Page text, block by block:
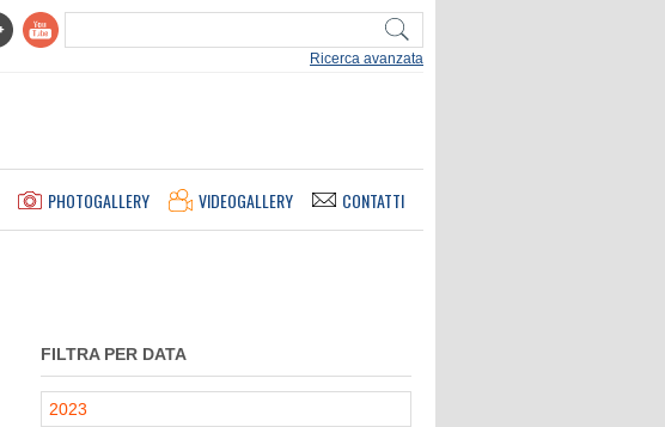
Ricerca avanzata
PHOTOGALLERY VIDEOGALLERY CONTATTI
FILTRA PER DATA
2023